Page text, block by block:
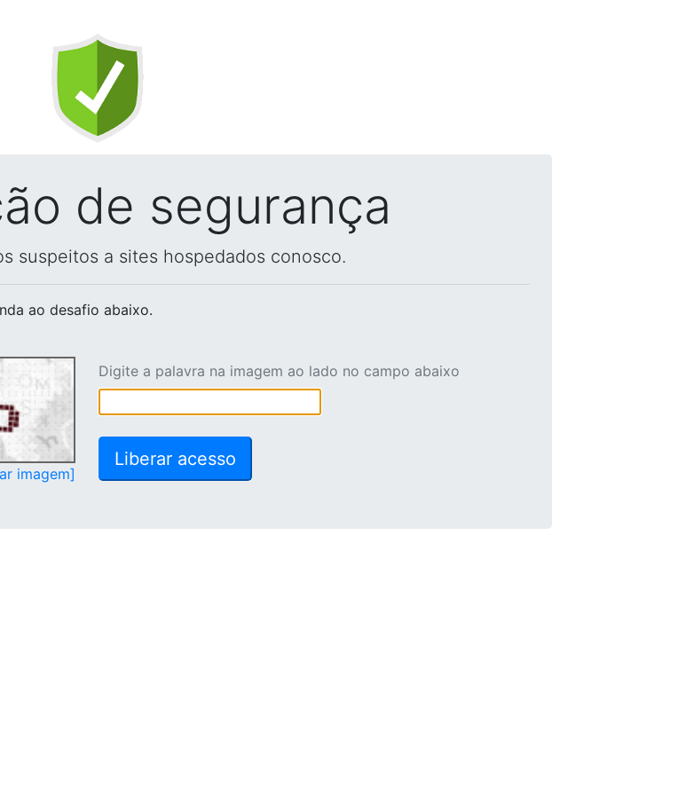
de segurança
suspeitos a sites hospedados conosco.
ao desafio abaixo.
imagem]
Digite a palavra na imagem ao lado no campo abaixo